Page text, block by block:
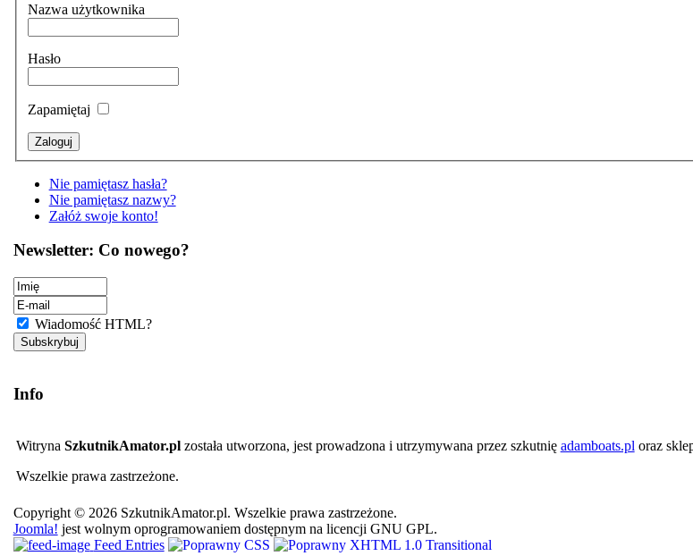
Nazwa użytkownika
Hasło
Zapamiętaj
Nie pamiętasz hasła?
Nie pamiętasz nazwy?
Załóż swoje konto!
Newsletter: Co nowego?
Wiadomość HTML?
Info
Witryna SzkutnikAmator.plzostała utworzona, jest prowadzona i utrzymywana przez szkutnię adamboats.pl oraz
Wszelkie prawa zastrzeżone.
Copyright © 2026 SzkutnikAmator.pl. Wszelkie prawa zastrzeżone.
Joomla! jest wolnym oprogramowaniem dostępnym na licencji GNU GPL.
Feed Entries